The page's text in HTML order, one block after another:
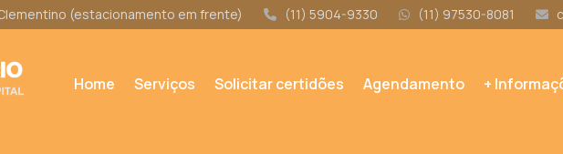
(estacionamento em frente) (11) 5904-9330 (11) 97530-8081
Home Serviços Solicitar certidões Agendamento +